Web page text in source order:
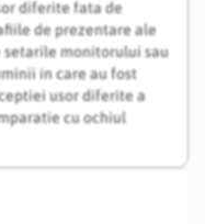
diferite fata de
de prezentare ale
setarile monitorului sau
in care au fost
usor diferite a
cu ochiul